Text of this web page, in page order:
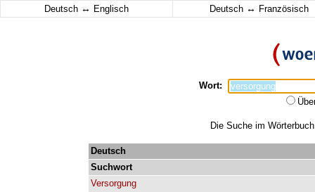
Deutsch ↔ Englisch Deutsch ↔ Französisch
Wort:
Die Suche im
Deutsch
Suchwort
Versorgung